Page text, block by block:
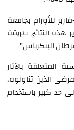
للأورام بجامعة
هذه النتائج طريقة
البنكرياس".
المتعلقة بالآثار
منه 86.3 % من المرضى الذين تناولوه،
حد كبير باستخدام